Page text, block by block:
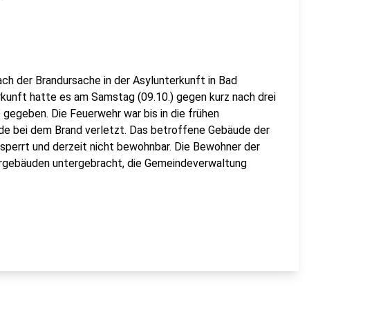
der Brandursache in der Asylunterkunft in Bad
hatte es am Samstag (09.10.) gegen kurz nach drei
Die Feuerwehr war bis in die frühen
bei dem Brand verletzt. Das betroffene Gebäude der
und derzeit nicht bewohnbar. Die Bewohner der
untergebracht, die Gemeindeverwaltung